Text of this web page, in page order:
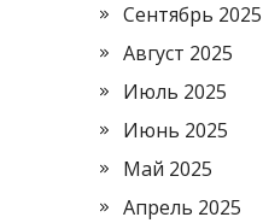
Сентябрь 2025
Август 2025
Июль 2025
Июнь 2025
Май 2025
Апрель 2025